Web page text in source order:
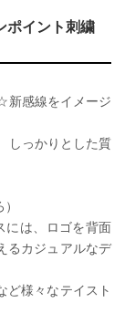
ポイント刺繍
新感線をイメージ
しっかりとした質
には、ロゴを背面
るカジュアルなデ
ど様々なテイスト